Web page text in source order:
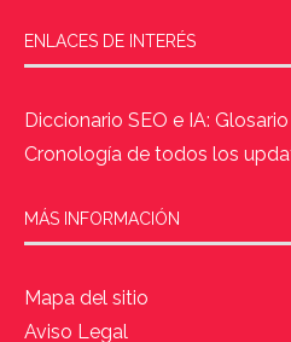
ENLACES DE INTERÉS
Diccionario SEO e IA:
Cronología de todos los
MÁS INFORMACIÓN
Mapa del sitio
Aviso Legal